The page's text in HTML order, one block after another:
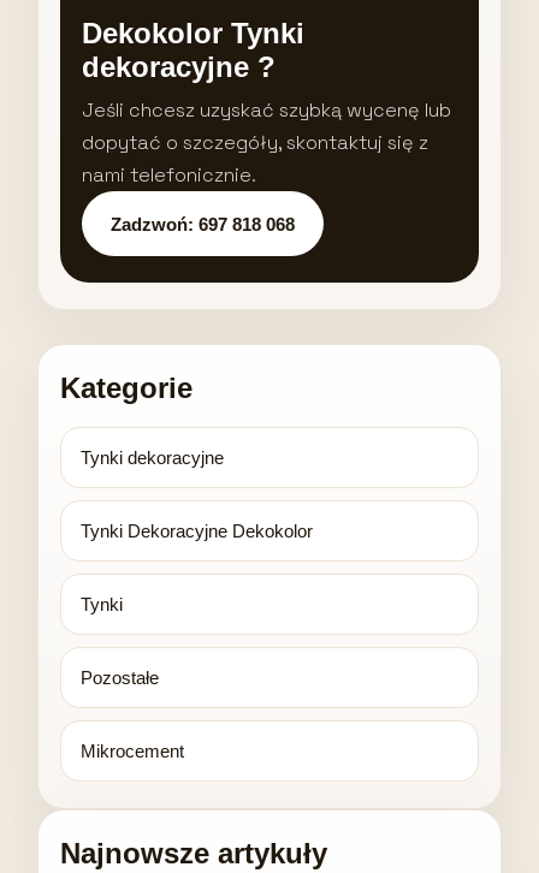
Dekokolor Tynki
dekoracyjne ?
Jeśli chcesz uzyskać szybką wycenę lub
dopytać o szczegóły, skontaktuj się z
nami telefonicznie.
Zadzwoń: 697 818 068
Kategorie
Tynki dekoracyjne
Tynki Dekoracyjne Dekokolor
Tynki
Pozostałe
Mikrocement
Najnowsze artykuły